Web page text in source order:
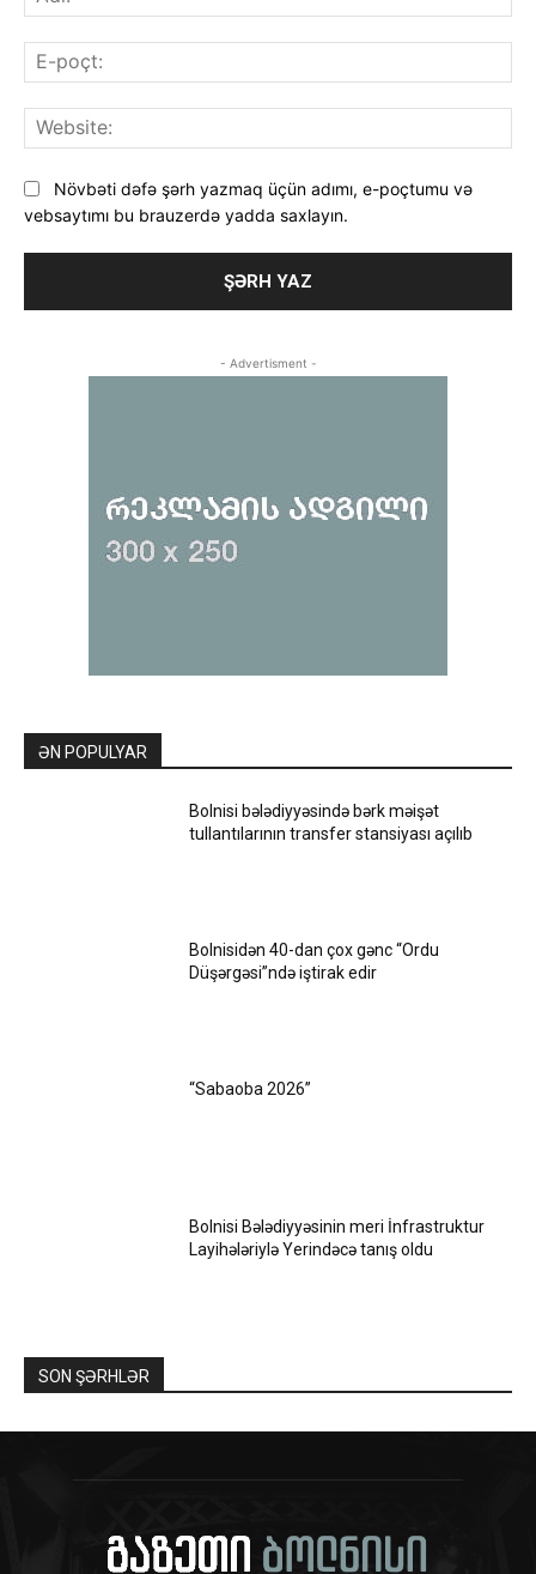
Növbəti dəfə şərh yazmaq üçün adımı, e-poçtumu və
vebsaytımı bu brauzerdə yadda saxlayın.
- Advertisment -
ƏN POPULYAR
Bolnisi bələdiyyəsində bərk məişət
tullantılarının transfer stansiyası açılıb
Bolnisidən 40-dan çox gənc “Ordu
Düşərgəsi”ndə iştirak edir
“Sabaoba 2026”
Bolnisi Bələdiyyəsinin meri İnfrastruktur
Layihələriylə Yerindəcə tanış oldu
SON ŞƏRHLƏR